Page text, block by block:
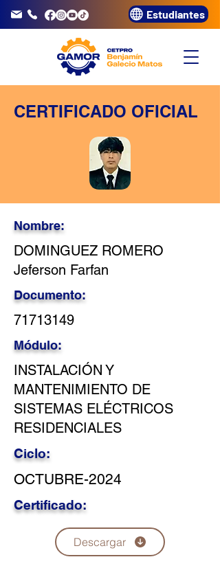
3320072 Estudiantes
CERTIFICADO OFICIAL
Nombre:
DOMINGUEZ ROMERO
Jeferson Farfan
Documento:
71713149
Módulo:
INSTALACIÓN Y
MANTENIMIENTO DE
SISTEMAS ELÉCTRICOS
RESIDENCIALES
Ciclo:
OCTUBRE-2024
Certificado:
Descargar